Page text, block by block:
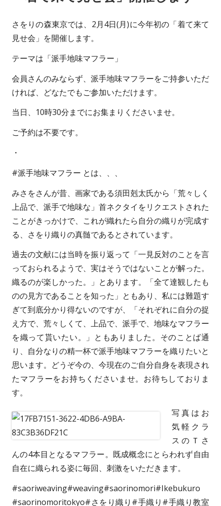
h
o
r
s
さをりの森東京では、2月4日(月)に今年初の「着て来て
見せ会」を開催します。
テーマは「派手地味マフラー」
会員さんのみならず、派手地味マフラーをご持参いただ
ければ、どなたでもご参加いただけます。
当日、10時30分までにお集まりくださいませ。
ご予約は不要です。
・
#派手地味マフラー とは、、、
みさをさんが昔、画家である須田剋太氏から「荒々しく
上品で、派手で地味な」首ネクタイをリクエストされた
ことがきっかけで、これが織れたら自分の織りが完成す
る、さをり織りの真髄であるとされています。
過去の文献には当時を振り返って「一見反対のことを言
っておられるようで、実はそうではないことが解った。
織るのが楽しかった。」とあります。「全て達観したも
のの見方であることを知った」ともあり、私には難題す
ぎて到底分かり得ないのですが、「それぞれに自分の捉
え方で、荒々しくて、上品で、派手で、地味なマフラー
を織って貰いたい。」ともありました。そのことば通
り、自分なりの精一杯で派手地味マフラーを織りたいと
思います。どうぞ今の、今現在のご自分自身を表現され
たマフラーをお持ちくださいませ。お待ちしておりま
す。
写真はお
気軽クラ
スのＴさ
んの4本目となるマフラー。既成概念にとらわれず自由
自在に織られる姿に毎回、刺激をいただきます。
#saoriweaving#weaving#saorinomori#Ikebukuro
#saorinomoritokyo#さをり織り#手織り#手織り教室